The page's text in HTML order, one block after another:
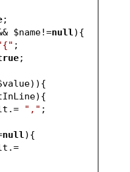
;
$name!=null){
;
;
)){
){
.= "," ;
null){